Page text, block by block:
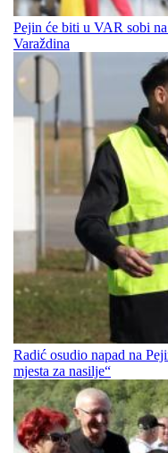
Pejin će biti u VAR sobi
Varaždina
Radić osudio napad na
mjesta za nasilje“